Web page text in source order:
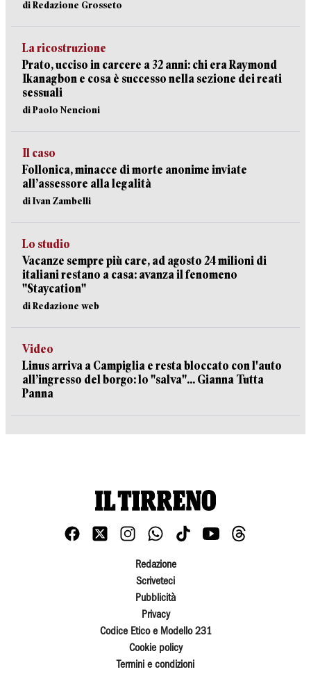
di Redazione Grosseto
La ricostruzione
Prato, ucciso in carcere a 32 anni: chi era Raymond
Ikanagbon e cosa è successo nella sezione dei reati
sessuali
di Paolo Nencioni
Il caso
Follonica, minacce di morte anonime inviate
all’assessore alla legalità
di Ivan Zambelli
Lo studio
Vacanze sempre più care, ad agosto 24 milioni di
italiani restano a casa: avanza il fenomeno
"Staycation"
di Redazione web
Video
Linus arriva a Campiglia e resta bloccato con l'auto
all’ingresso del borgo: lo "salva"... Gianna Tutta
Panna
Redazione
Scriveteci
Pubblicità
Privacy
Codice Etico e Modello 231
Cookie policy
Termini e condizioni